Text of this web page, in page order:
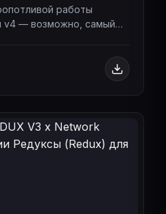
работы
v4 — возможно, самый
версия v4 — возможно,
5.